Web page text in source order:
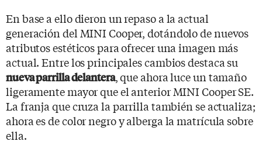
En base a ello dieron un repaso a la actual
generación del MINI Cooper, dotándolo de nuevos
atributos estéticos para ofrecer una imagen más
actual. Entre los principales cambios destaca su
nueva parrilla delantera, que ahora luce un tamaño
ligeramente mayor que el anterior MINI Cooper SE.
La franja que cruza la parrilla también se actualiza;
ahora es de color negro y alberga la matrícula sobre
ella.